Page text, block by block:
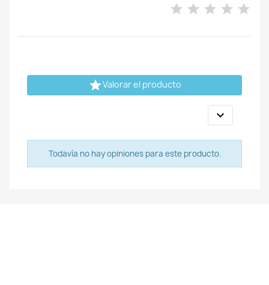
Valorar el producto

Todavía no hay opiniones para este producto.